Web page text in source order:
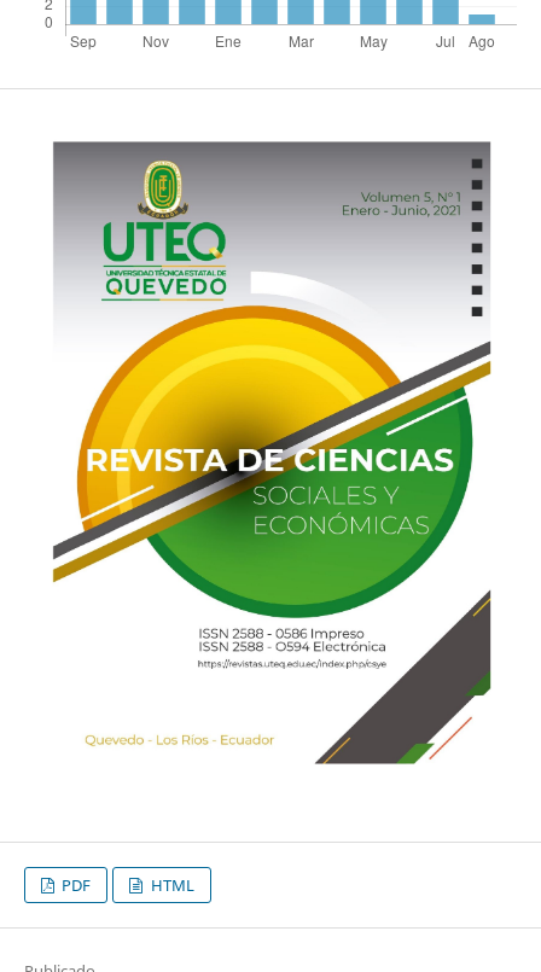
PDF HTML